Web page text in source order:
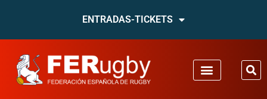
ENTRADAS-TICKETS